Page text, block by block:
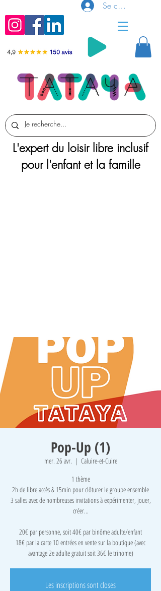
Se connecter
L'expert du loisir libre inclusif
pour l'enfant et la famille
Pop-Up (1)
mer. 26 avr.
  |
Caluire-et-Cuire
1 thème
2h de libre accès & 15min pour clôturer le groupe ensemble
3 salles avec de nombreuses invitations à expérimenter, jouer,
créer...
​20€ par personne, soit 40€ par binôme adulte/enfant
18€ par la carte 10 entrées en vente sur la boutique (avec
avantage 2e adulte gratuit soit 36€ le trinome)
Les inscriptions sont closes